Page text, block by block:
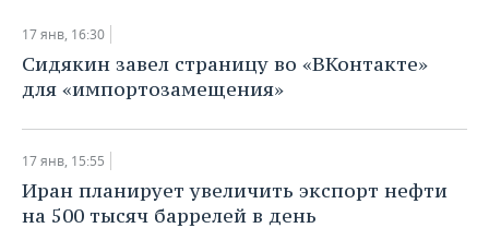
17 янв, 16:30
Сидякин завел страницу во «ВКонтакте»
для «импортозамещения»
17 янв, 15:55
Иран планирует увеличить экспорт нефти
на 500 тысяч баррелей в день